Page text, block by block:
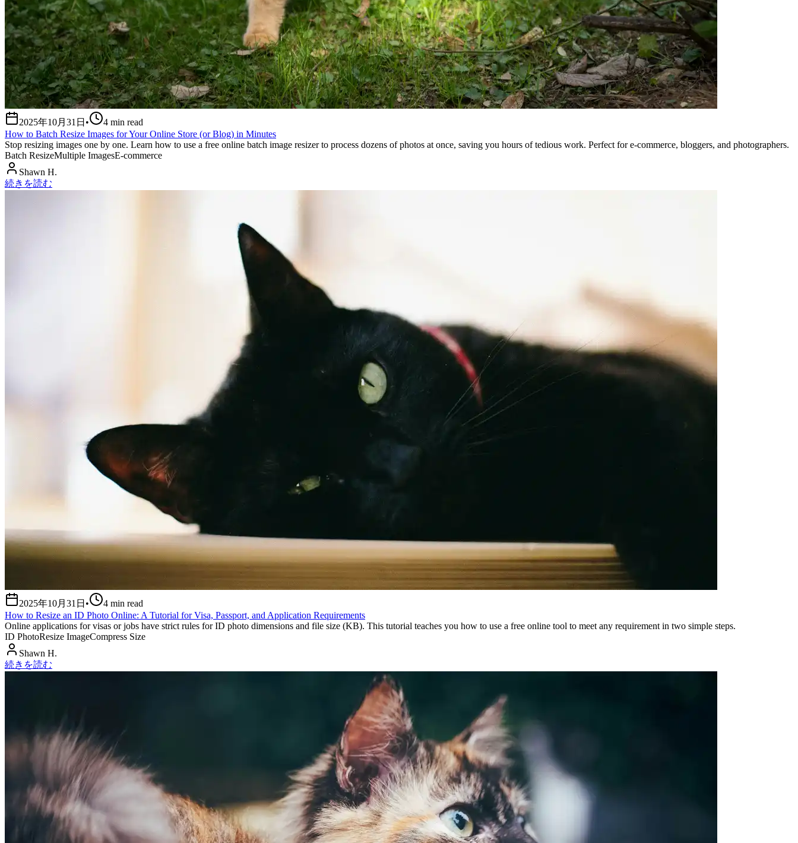
2025年10月31日 • 4 min read
How to Batch Resize Images for Your Online Store (or Blog) in Minutes
Stop resizing images one by one. Learn how to use a free online batch image resizer to process dozens of photos at once, saving you hours of tedious work. Perfect for e-commerce, bloggers, and photographers.
Batch ResizeMultiple ImagesE-commerce
Shawn H.
続きを読む
2025年10月31日 • 4 min read
How to Resize an ID Photo Online: A Tutorial for Visa, Passport, and Application Requirements
Online applications for visas or jobs have strict rules for ID photo dimensions and file size (KB). This tutorial teaches you how to use a free online tool to meet any requirement in two simple steps.
ID PhotoResize ImageCompress Size
Shawn H.
続きを読む